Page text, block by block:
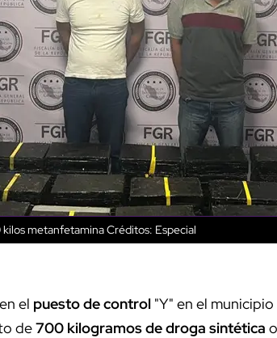
metanfetaminaCréditos: Especial
el puesto de control "Y" en el municipio
de700 kilogramos de droga sintética